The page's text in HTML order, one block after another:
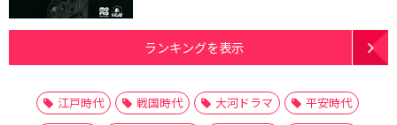
ランキングを表示
江戸時代 戦国時代 大河ドラマ
平安時代